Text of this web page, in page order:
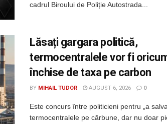
cadrul Biroului de Poliție Autostrada...
Lăsați gargara politică,
termocentralele vor fi
închise de taxa pe carbon
BY MIHAIL TUDOR AUGUST 6, 2026 0
Este concurs între politicieni pentru „a
termocentralele pe cărbune, dar nu doar